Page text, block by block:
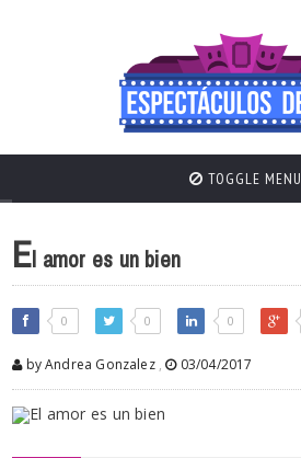
TOGGLE MENU
El amor es un bien
0 0 0
by Andrea Gonzalez , 03/04/2017